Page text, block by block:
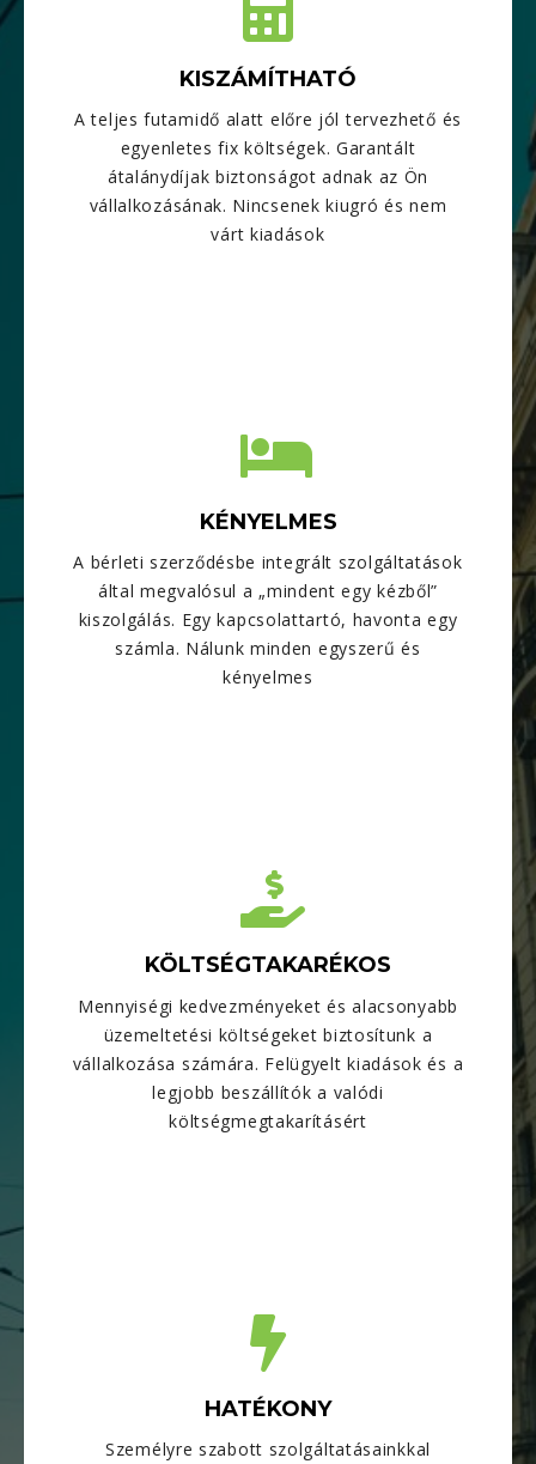
KISZÁMÍTHATÓ
A teljes futamidő alatt előre jól tervezhető és
egyenletes fix költségek. Garantált
átalánydíjak biztonságot adnak az Ön
vállalkozásának. Nincsenek kiugró és nem
várt kiadások
KÉNYELMES
A bérleti szerződésbe integrált szolgáltatások
által megvalósul a „mindent egy kézből”
kiszolgálás. Egy kapcsolattartó, havonta egy
számla. Nálunk minden egyszerű és
kényelmes
KÖLTSÉGTAKARÉKOS
Mennyiségi kedvezményeket és alacsonyabb
üzemeltetési költségeket biztosítunk a
vállalkozása számára. Felügyelt kiadások és a
legjobb beszállítók a valódi
költségmegtakarításért
HATÉKONY
Személyre szabott szolgáltatásainkkal